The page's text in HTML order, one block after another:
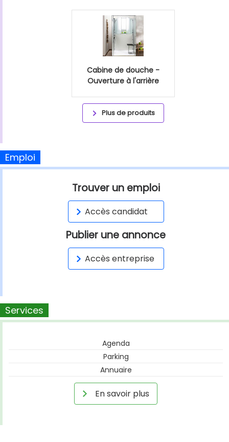
Cabine de douche -
Ouverture à l'arrière
Plus de produits
Emploi
Trouver un emploi
Accès candidat
Publier une annonce
Accès entreprise
Services
Agenda
Parking
Annuaire
En savoir plus